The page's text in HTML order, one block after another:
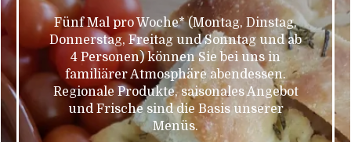
Fünf Mal pro Woche* (Montag, Dinstag,
Donnerstag, Freitag und Sonntag und ab
4 Personen) können Sie bei uns in
familiärer Atmosphäre abendessen.
Regionale Produkte, saisonales Angebot
und Frische sind die Basis unserer
Menüs.